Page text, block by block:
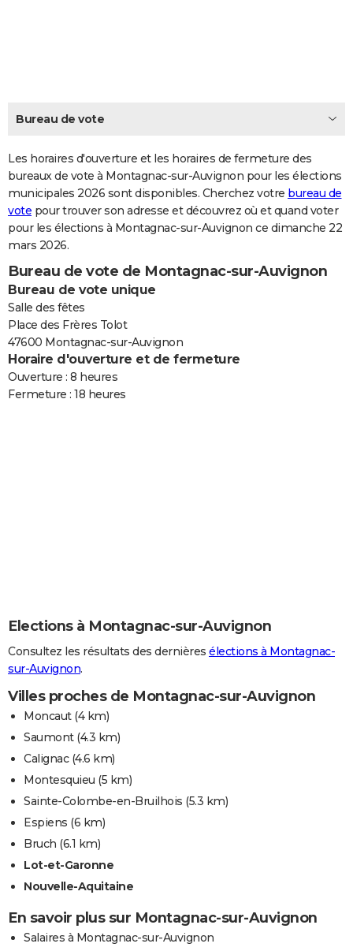
CARTE DE VOEUX
Dictionnaire
Biographies
Citations
Expressions
Proverbes
PROGRAMME TV
COPAINS D'AVANT
S'inscrire
Se connecter
Lycées
Collèges
Primaires
Universités
Entreprises
Service militaire
Avis de recherche
AVIS DE DÉCÈS
FORUM
Bricolage
Lifestyle
Culture
Sport
Auto
Television
Voyage
Cinema
Bureau de vote
Les horaires d'ouverture et les horaires de fermeture des
bureaux de vote à Montagnac-sur-Auvignon pour les élections
municipales 2026 sont disponibles. Cherchez votre bureau de
vote pour trouver son adresse et découvrez où et quand voter
pour les élections à Montagnac-sur-Auvignon ce dimanche 22
mars 2026.
Bureau de vote de Montagnac-sur-Auvignon
Bureau de vote unique
Salle des fêtes
Place des Frères Tolot
47600 Montagnac-sur-Auvignon
Horaire d'ouverture et de fermeture
Ouverture : 8 heures
Fermeture : 18 heures
Elections à Montagnac-sur-Auvignon
Consultez les résultats des dernières élections à Montagnac-
sur-Auvignon.
Villes proches de Montagnac-sur-Auvignon
Moncaut(4 km)
Saumont(4.3 km)
Calignac(4.6 km)
Montesquieu (5 km)
Sainte-Colombe-en-Bruilhois (5.3 km)
Espiens (6 km)
Bruch (6.1 km)
Lot-et-Garonne
Nouvelle-Aquitaine
En savoir plus sur Montagnac-sur-Auvignon
Salaires à Montagnac-sur-Auvignon